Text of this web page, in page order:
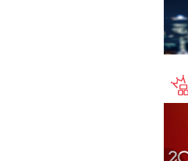
海
做